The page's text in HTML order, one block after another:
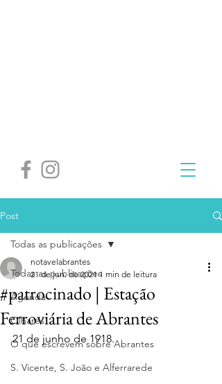
Post
Todas as publicações
Agenda
Olhares
O que escrevem sobre Abrantes
S. Vicente, S. João e Alferrarede
Todas as publicações
#patrocinado | Estação
Ferroviária de Abrantes
notavelabrantes
21 de jun. de 2021 1 min de leitura
21 de junho de 1918.